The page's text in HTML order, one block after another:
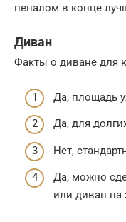
пеналом в конце
Диван
Факты о диване для
Да, площадь
Да, для
Нет,
Да, можно
или диван на